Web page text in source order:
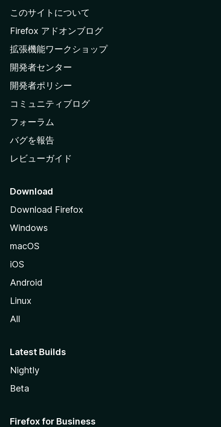
l
a
ホ
ー
ム
ー
ジ
へ
このサイトについて
Firefox アドオンブログ
拡張機能ワークショップ
開発者センター
開発者ポリシー
コミュニティブログ
フォーラム
バグを報告
レビューガイド
Download
Download Firefox
Windows
macOS
iOS
Android
Linux
All
Latest Builds
Nightly
Beta
Firefox for Business